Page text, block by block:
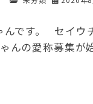
です。 セイウ
んの愛称募集